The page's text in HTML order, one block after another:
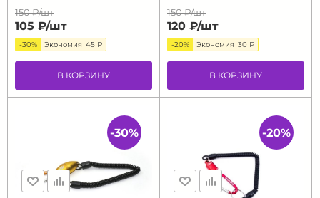
150 ₽/шт
105 ₽/шт
-30% Экономия 45 ₽
В КОРЗИНУ
150 ₽/шт
120 ₽/шт
-20% Экономия 30 ₽
В КОРЗИНУ
-30% -20%